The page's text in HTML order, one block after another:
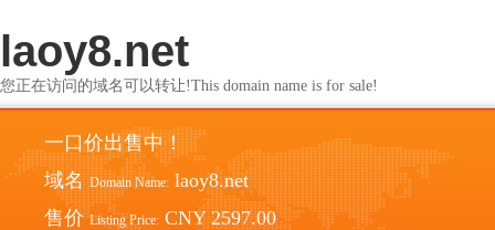
laoy8.net
您正在访问的域名可以转让!This domain name is for sale!
一口价出售中！
域名 Domain Name: laoy8.net
售价 Listing Price: CNY 2597.00